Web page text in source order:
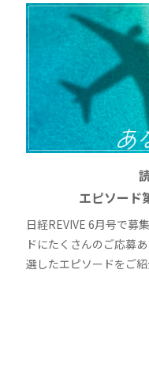
エピソード
日経REVIVE 6月号で募
ドにたくさんのご応募
選したエピソードをご紹